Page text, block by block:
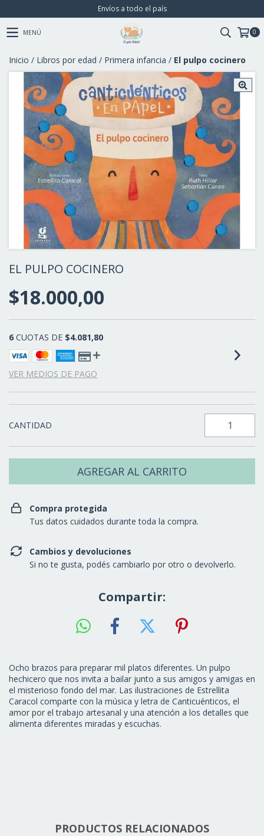
Envíos a todo el país
MENÚ 0
Inicio / Libros por edad / Primera infancia / El pulpo cocinero
EL PULPO COCINERO
$18.000,00
6 CUOTAS DE $4.081,80
VER MEDIOS DE PAGO
CANTIDAD
Compra protegida
Tus datos cuidados durante toda la compra.
Cambios y devoluciones
Si no te gusta, podés cambiarlo por otro o devolverlo.
Compartir:
Ocho brazos para preparar mil platos diferentes. Un pulpo
hechicero que nos invita a bailar junto a sus amigos y amigas en
el misterioso fondo del mar. Las ilustraciones de Estrellita
Caracol comparte con la música y letra de Canticuénticos, el
amor por el trabajo artesanal y una atención a los detalles que
alimenta diferentes miradas y escuchas.
PRODUCTOS RELACIONADOS